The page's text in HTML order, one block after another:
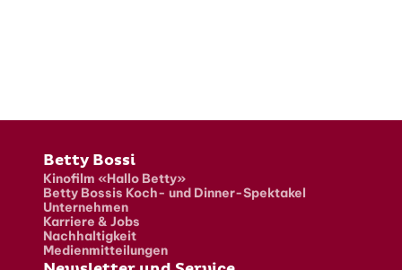
Fusszeile
Betty Bossi
Kinofilm «Hallo Betty»
Betty Bossis Koch- und Dinner-Spektakel
Unternehmen
Karriere & Jobs
Nachhaltigkeit
Medienmitteilungen